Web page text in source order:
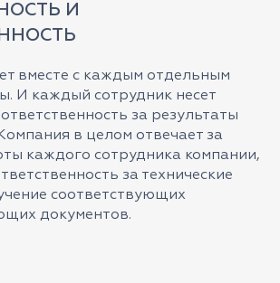
И
вместе с каждым отдельным
И каждый сотрудник несет
за результаты
в целом отвечает за
каждого сотрудника компании,
за технические
соответствующих
документов.